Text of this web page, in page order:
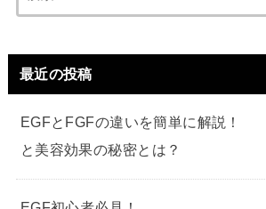
索:
最近の投稿
EGFとFGFの違いを簡単に解説
と美容効果の秘密とは？